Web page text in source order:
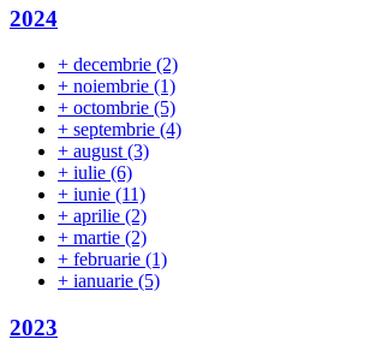
2024
+ decembrie (2)
+ noiembrie (1)
+ octombrie (5)
+ septembrie (4)
+ august(3)
+ iulie (6)
+ iunie (11)
+ aprilie (2)
+ martie (2)
+ februarie (1)
+ ianuarie (5)
2023